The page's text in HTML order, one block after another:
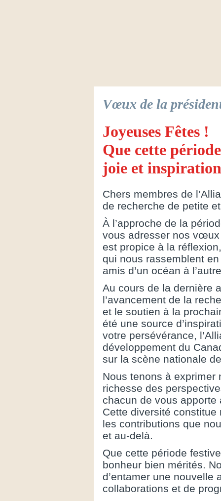
Vœux de la
Joyeuses Fêtes !
Que cette
joie et inspiration
Chers membres de
de recherche de petite
À l’approche de la
vous adresser nos
est propice à la
qui nous rassemblent
amis d’un océan à
Au cours de la dernière
l’avancement de la
et le soutien à la
été une source
votre persévérance,
développement du
sur la scène nationale
Nous tenons à exprimer
richesse des
chacun de vous apporte
Cette diversité
les contributions que
et au-delà.
Que cette période
bonheur bien mérités.
d’entamer une nouvelle
collaborations et de